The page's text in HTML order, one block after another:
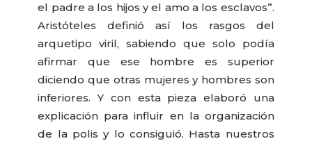
el padre a los hijos y el amo a los esclavos”.
Aristóteles definió así los rasgos del
arquetipo viril, sabiendo que solo podía
afirmar que ese hombre es superior
diciendo que otras mujeres y hombres son
inferiores. Y con esta pieza elaboró una
explicación para influir en la organización
de la polis y lo consiguió. Hasta nuestros